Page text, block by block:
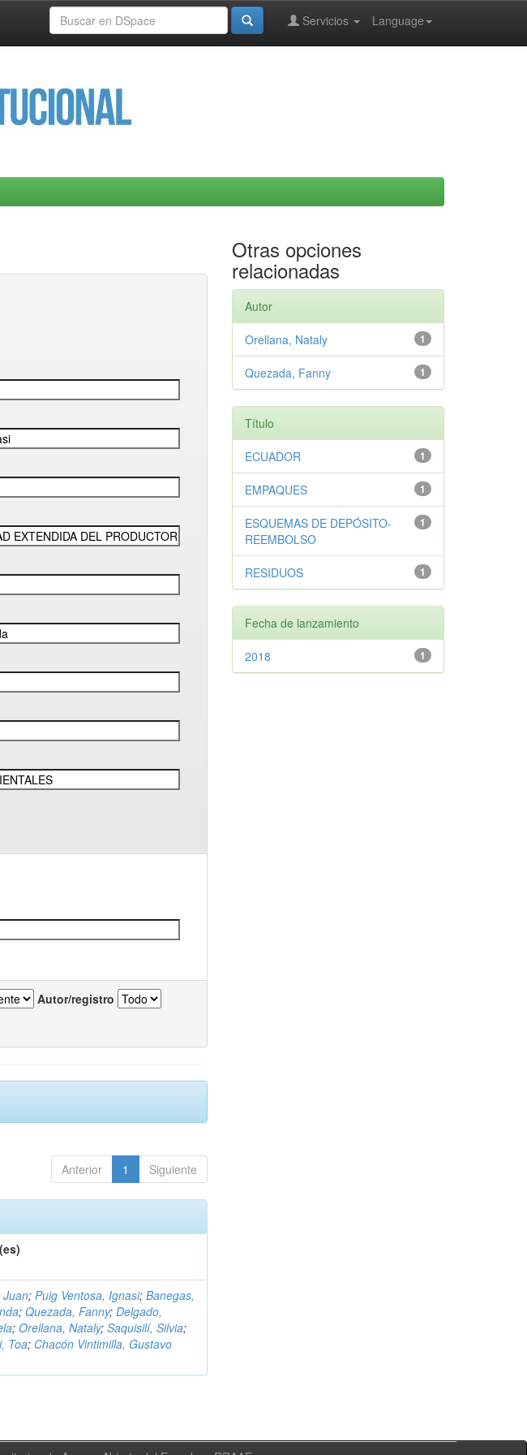
Language
Servicios
Autor/registro
Anterior 1 Siguiente
Juan;Puig Ventosa, Ignasi;Banegas,
;Quezada, Fanny;Delgado,
;Orellana, Nataly;Saquisilí, Silvia;
Toa; Chacón Vintimilla, Gustavo
Otras opciones
relacionadas
Autor
1
Orellana, Nataly
1
Quezada, Fanny
Título
1
ECUADOR
1
EMPAQUES
1
ESQUEMAS DE DEPÓSITO-
REEMBOLSO
1
RESIDUOS
Fecha de lanzamiento
1
2018